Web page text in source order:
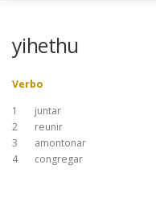
ORDEN ALFABÉTICO
yihethu
Verbo
1
juntar
2
reunir
3
amontonar
4
congregar